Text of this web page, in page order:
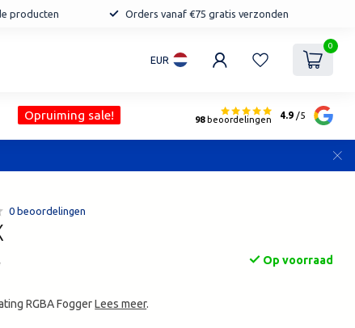
producten Orders vanaf €75 gratis verzonden
EUR
0
Opruiming sale! 98beoordelingen 4.9 /5
0 beoordelingen
Op voorraad
RGBA FoggerLees meer.